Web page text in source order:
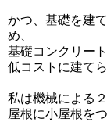
かつ、基礎を建
め、
基礎コンクリー
低コストに建て
私は機械による
屋根に小屋根を